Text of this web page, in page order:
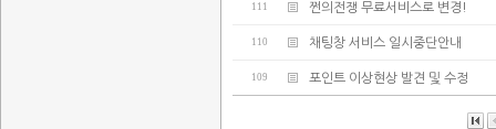
111 쩐의전쟁 무료서비스로 변경!
110 채팅창 서비스 일시중단안내
109 포인트 이상현상 발견 및 수정